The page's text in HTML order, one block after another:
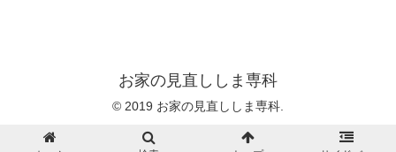
お家の見直ししま専科
© 2019 お家の見直ししま専科.